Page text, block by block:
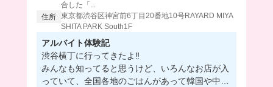
合した「...
住所 東京都渋谷区神宮前6丁目20番地10号RAYARD MIYA
SHITA PARK South1F
アルバイト体験記
渋谷横丁に行ってきたよ‼️
みんなも知ってると思うけど、いろんなお店が入
っていて、全国各地のごはんがあって韓国や中華